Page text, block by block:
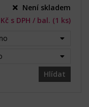
Není skladem
s DPH / bal. (1 ks)
Hlídat